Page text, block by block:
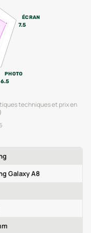
ÉCRAN
7.5
PHOTO
6.5
techniques et prix en
Galaxy A8